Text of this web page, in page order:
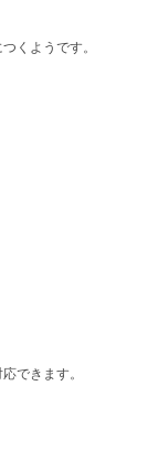
くようです。
できます。